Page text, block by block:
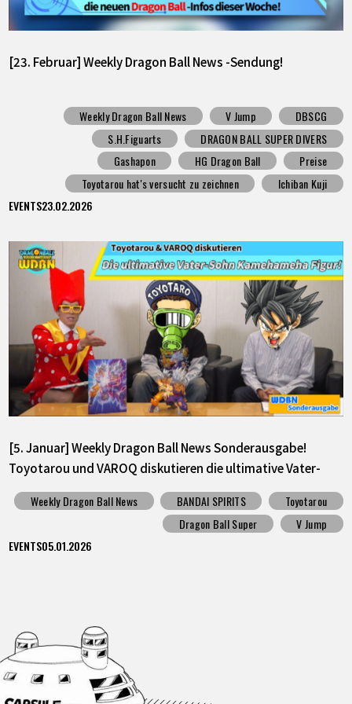
[23. Februar] Weekly Dragon Ball News -Sendung!
Weekly Dragon Ball News V Jump
DBSCG
S.H.Figuarts
DRAGON BALL SUPER DIVERS
Gashapon
HG Dragon Ball
Preise
Toyotarou hat's versucht zu zeichnen
Ichiban Kuji
EVENTS23.02.2026
[5. Januar] Weekly Dragon Ball News Sonderausgabe!
Toyotarou und VAROQ diskutieren die ultimative Vater-
Sohn Kamehameha Figur!
Weekly Dragon Ball News BANDAI SPIRITS
Toyotarou
Dragon Ball Super
V Jump
EVENTS05.01.2026